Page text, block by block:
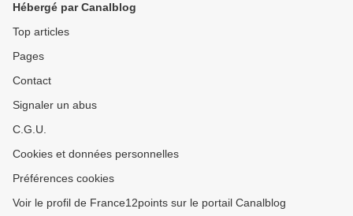
Hébergé par Canalblog
Top articles
Pages
Contact
Signaler un abus
C.G.U.
Cookies et données personnelles
Préférences cookies
Voir le profil de France12points sur le portail Canalblog